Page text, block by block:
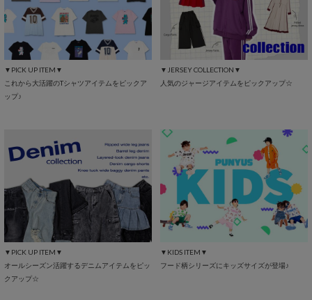
▼PICK UP ITEM▼
これから大活躍のTシャツアイテムをピックア
ップ♪
▼JERSEY COLLECTION▼
人気のジャージアイテムをピックアップ☆
▼PICK UP ITEM▼
オールシーズン活躍するデニムアイテムをピッ
クアップ☆
▼KIDS ITEM▼
フード柄シリーズにキッズサイズが登場♪